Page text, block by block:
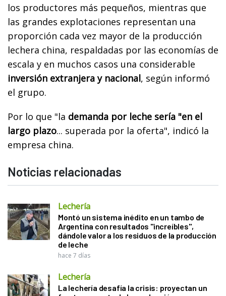
los productores más pequeños, mientras que
las grandes explotaciones representan una
proporción cada vez mayor de la producción
lechera china, respaldadas por las economías de
escala y en muchos casos una considerable
inversión extranjera y nacional, según informó
el grupo.
Por lo que "la demanda por leche sería "en el
largo plazo... superada por la oferta", indicó la
empresa china.
Noticias relacionadas
Lechería
Montó un sistema inédito en un tambo de
Argentina con resultados "increíbles",
dándole valor a los residuos de la producción
de leche
hace 7 días
Lechería
La lechería desafía la crisis: proyectan un